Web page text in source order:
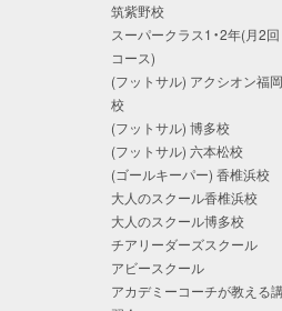
筑紫野校
スーパークラス1・2年(月2回
コース)
(フットサル) アクシオン福岡
校
(フットサル) 博多校
(フットサル) 六本松校
(ゴールキーパー) 香椎浜校
大人のスクール香椎浜校
大人のスクール博多校
チアリーダーズスクール
アビースクール
アカデミーコーチが教える